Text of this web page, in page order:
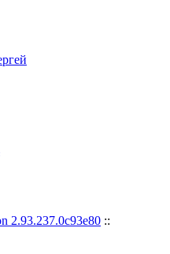
2.93.237.0c93e80 ::